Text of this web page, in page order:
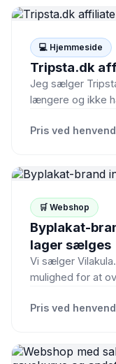
💻 Hjemmeside
Tripsta.dk
Jeg sælger
længere og ikke
Pris ved
🛒 Webshop
Byplakat-
lager sælges
Vi sælger
mulighed for at
Pris ved